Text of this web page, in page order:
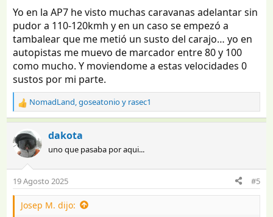
s
:
Yo en la AP7 he visto muchas caravanas adelantar sin
pudor a 110-120kmh y en un caso se empezó a
tambalear que me metió un susto del carajo… yo en
autopistas me muevo de marcador entre 80 y 100
como mucho. Y moviendome a estas velocidades 0
sustos por mi parte.
R
e
c
c
o
n
e
NomadLand,goseatonioy rasec1
dakota
uno que pasaba por aqui...
19 Agosto 2025 #5
Josep M. dijo: